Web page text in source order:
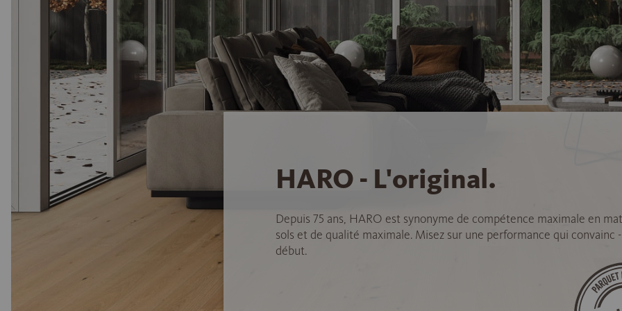
HARO - L'original.
Depuis 75 ans, HARO est synonyme de compétence maximale en
sols et de qualité maximale. Misez sur une performance qui convainc
début.